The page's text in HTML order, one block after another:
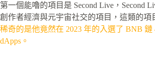
第一個能嚕的項目是 Second Live，Second
創作者經濟與元宇宙社交的項目，這類的項
稀奇的是他竟然在 2023 年的入選了 BNB 鏈
dApps。